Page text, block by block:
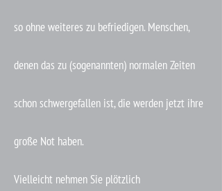
so ohne weiteres zu befriedigen. Menschen,
denen das zu (sogenannten) normalen Zeiten
schon schwergefallen ist, die werden jetzt ihre
große Not haben.
Vielleicht nehmen Sie plötzlich